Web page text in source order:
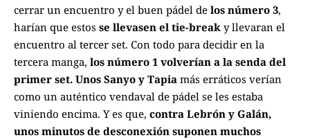
cerrar un encuentro y el buen pádel de los número 3,
harían que estos se llevasen el tie-break y llevaran el
encuentro al tercer set. Con todo para decidir en la
tercera manga, los número 1 volverían a la senda del
primer set. Unos Sanyo y Tapia más erráticos verían
como un auténtico vendaval de pádel se les estaba
viniendo encima. Y es que, contra Lebrón y Galán,
unos minutos de desconexión suponen muchos